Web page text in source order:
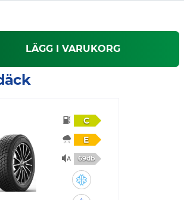
LÄGG I VARUKORG
C
E
69db